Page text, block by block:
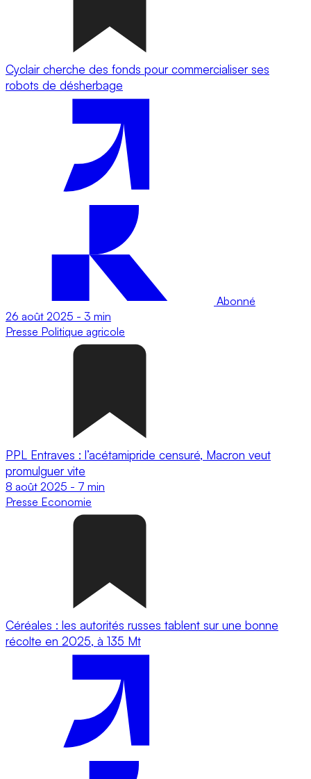
Cyclair cherche des fonds pour commercialiser ses
robots de désherbage
Abonné
26 août 2025 - 3 min
Presse Politique agricole
PPL Entraves : l’acétamipride censuré, Macron veut
promulguer vite
8 août 2025 - 7 min
Presse Economie
Céréales : les autorités russes tablent sur une bonne
récolte en 2025, à 135 Mt